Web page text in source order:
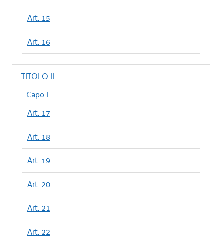
Art. 15
Art. 16
TITOLO II
Capo I
Art. 17
Art. 18
Art. 19
Art. 20
Art. 21
Art. 22